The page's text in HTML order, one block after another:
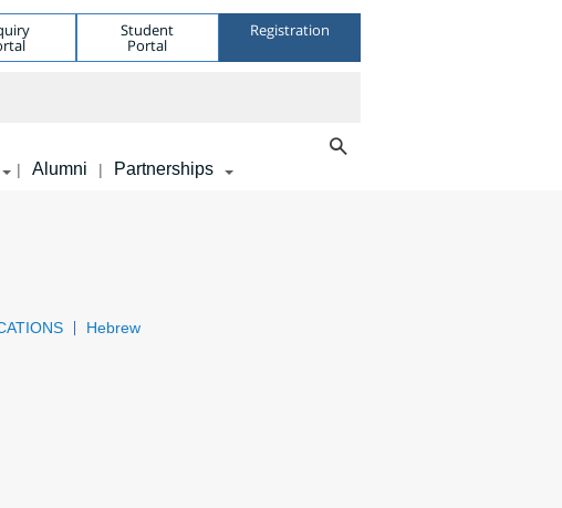
Student
Portal
Registration
| Alumni | Partnerships
Hebrew